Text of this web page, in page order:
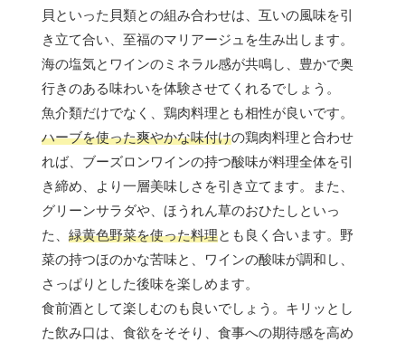
貝といった貝類との組み合わせは、互いの風味を引
き立て合い、至福のマリアージュを生み出します。
海の塩気とワインのミネラル感が共鳴し、豊かで奥
行きのある味わいを体験させてくれるでしょう。
魚介類だけでなく、鶏肉料理とも相性が良いです。
ハーブを使った爽やかな味付けの鶏肉料理と合わせ
れば、ブーズロンワインの持つ酸味が料理全体を引
き締め、より一層美味しさを引き立てます。また、
グリーンサラダや、ほうれん草のおひたしといっ
た、 緑黄色野菜を使った料理とも良く合います。野
菜の持つほのかな苦味と、ワインの酸味が調和し、
さっぱりとした後味を楽しめます。
食前酒として楽しむのも良いでしょう。キリッとし
た飲み口は、食欲をそそり、食事への期待感を高め